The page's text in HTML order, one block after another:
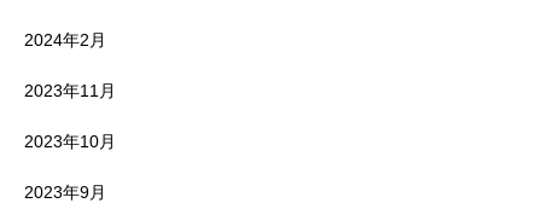
2024年2月
2023年11月
2023年10月
2023年9月